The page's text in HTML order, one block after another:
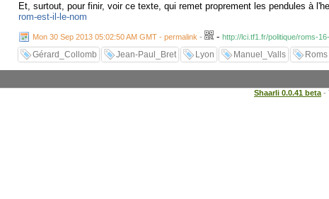
Et, surtout, pour finir, voir ce texte, qui remet proprement les pendules à
rom-est-il-le-nom
Mon 30 Sep 2013 05:02:50 AM GMT - permalink - - http://lci.tf1.fr/politique/roms-
Gérard_Collomb Jean-Paul_Bret Lyon Manuel_Valls Roms
Shaarli 0.0.41 beta -